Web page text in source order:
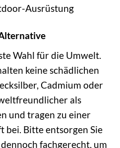
Ausrüstung
Wahl für die Umwelt.
keine schädlichen
Cadmium oder
als
und tragen zu einer
bei. Bitte entsorgen Sie
fachgerecht, um